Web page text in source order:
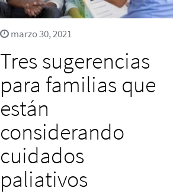
marzo 30, 2021
Tres sugerencias
para familias que
están
considerando
cuidados
paliativos